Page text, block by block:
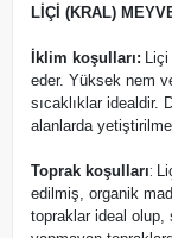
LİÇİ (KRAL)
İklim koşulları:
eder. Yüksek nem
sıcaklıklar idealdir.
alanlarda
Toprak koşulları:
edilmiş, organik
topraklar ideal